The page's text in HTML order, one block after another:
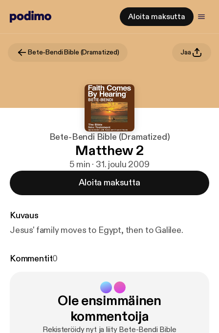
Aloita maksutta
Bete-Bendi Bible (Dramatized) Jaa
Bete-Bendi Bible (Dramatized)
Matthew 2
5 min · 31. joulu 2009
Aloita maksutta
Kuvaus
Jesus' family moves to Egypt, then to Galilee.
Kommentit0
Ole ensimmäinen
kommentoija
Rekisteröidy nyt ja liity Bete-Bendi Bible